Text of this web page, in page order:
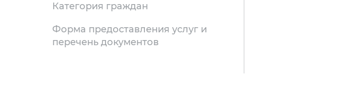
Категория граждан
Форма предоставления услуг и
перечень документов